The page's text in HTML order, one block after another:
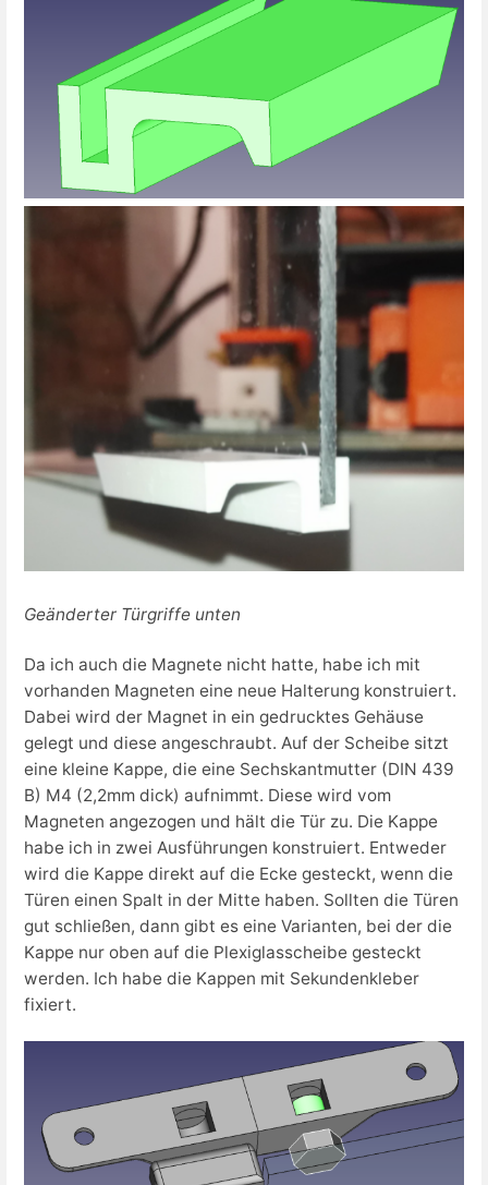
Geänderter Türgriffe unten
Da ich auch die Magnete nicht hatte, habe ich mit
vorhanden Magneten eine neue Halterung konstruiert.
Dabei wird der Magnet in ein gedrucktes Gehäuse
gelegt und diese angeschraubt. Auf der Scheibe sitzt
eine kleine Kappe, die eine Sechskantmutter (DIN 439
B) M4 (2,2mm dick) aufnimmt. Diese wird vom
Magneten angezogen und hält die Tür zu. Die Kappe
habe ich in zwei Ausführungen konstruiert. Entweder
wird die Kappe direkt auf die Ecke gesteckt, wenn die
Türen einen Spalt in der Mitte haben. Sollten die Türen
gut schließen, dann gibt es eine Varianten, bei der die
Kappe nur oben auf die Plexiglasscheibe gesteckt
werden. Ich habe die Kappen mit Sekundenkleber
fixiert.